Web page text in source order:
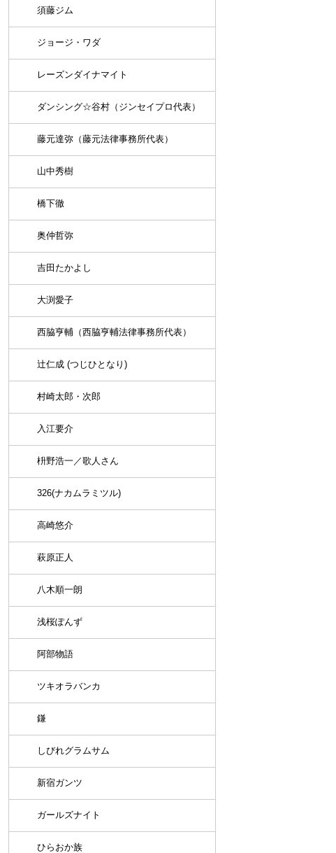
須藤ジム
ジョージ・ワダ
レーズンダイナマイト
ダンシング☆谷村（ジンセイプロ代表）
藤元達弥（藤元法律事務所代表）
山中秀樹
橋下徹
奥仲哲弥
吉田たかよし
大渕愛子
西脇亨輔（西脇亨輔法律事務所代表）
辻仁成 (つじひとなり)
村崎太郎・次郎
入江要介
枡野浩一／歌人さん
326(ナカムラミツル)
高崎悠介
萩原正人
八木順一朗
浅桜ぽんず
阿部物語
ツキオラバンカ
鎌
しびれグラムサム
新宿ガンツ
ガールズナイト
ひらおか族